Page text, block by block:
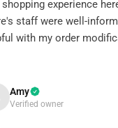
shopping experience
staff were well-
with my order
Amy
Verified owner